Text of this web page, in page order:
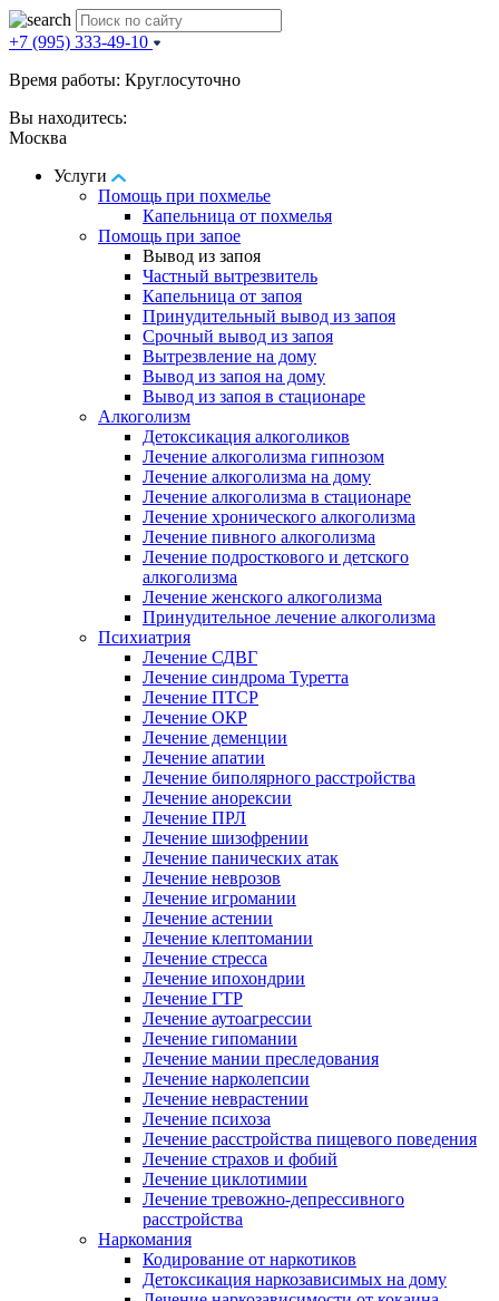
+7 (995) 333-49-10
Время работы: Круглосуточно
Вы находитесь:
Москва
Услуги
Помощь при похмелье
Капельница от похмелья
Помощь при запое
Вывод из запоя
Частный вытрезвитель
Капельница от запоя
Принудительный вывод из запоя
Срочный вывод из запоя
Вытрезвление на дому
Вывод из запоя на дому
Вывод из запоя в стационаре
Алкоголизм
Детоксикация алкоголиков
Лечение алкоголизма гипнозом
Лечение алкоголизма на дому
Лечение алкоголизма в стационаре
Лечение хронического алкоголизма
Лечение пивного алкоголизма
Лечение подросткового и детского
алкоголизма
Лечение женского алкоголизма
Принудительное лечение алкоголизма
Психиатрия
Лечение СДВГ
Лечение синдрома Туретта
Лечение ПТСР
Лечение ОКР
Лечение деменции
Лечение апатии
Лечение биполярного расстройства
Лечение анорексии
Лечение ПРЛ
Лечение шизофрении
Лечение панических атак
Лечение неврозов
Лечение игромании
Лечение астении
Лечение клептомании
Лечение стресса
Лечение ипохондрии
Лечение ГТР
Лечение аутоагрессии
Лечение гипомании
Лечение мании преследования
Лечение нарколепсии
Лечение неврастении
Лечение психоза
Лечение расстройства пищевого поведения
Лечение страхов и фобий
Лечение циклотимии
Лечение тревожно-депрессивного
расстройства
Наркомания
Кодирование от наркотиков
Детоксикация наркозависимых на дому